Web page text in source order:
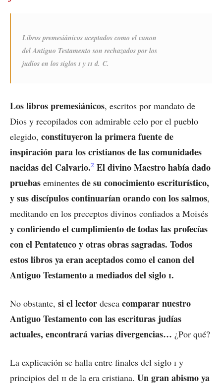
Libros premesiánicos aceptados como el canon
del Antiguo Testamento son rechazados por los
judíos en los siglos i y ii d. C.
Los libros premesiánicos, escritos por mandato de
Dios y recopilados con admirable celo por el pueblo
elegido, constituyeron la primera fuente de
inspiración para los cristianos de las comunidades
nacidas del Calvario.2 El divino Maestro había dado
pruebas eminentes de su conocimiento escriturístico,
y sus discípulos continuarían orando con los salmos,
meditando en los preceptos divinos confiados a Moisés
y confiriendo el cumplimiento de todas las profecías
con el Pentateuco y otras obras sagradas. Todos
estos libros ya eran aceptados como el canon del
Antiguo Testamento a mediados del sigloi.
No obstante, si el lector desea comparar nuestro
Antiguo Testamento con las escrituras judías
actuales, encontrará varias divergencias… ¿Por qué?
La explicación se halla entre finales del siglo i y
principios del ii de la era cristiana. Un gran abismo ya